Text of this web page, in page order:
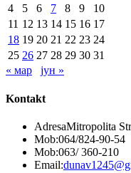
4
5 6 7 8 9
10
11 12 13 14 15 16 17
18 19 20 21 22 23 24
25 26 27 28 29 30 31
« мар
јун »
Kontakt
AdresaMitropolita
Mob:064/824-90-54
Mob:063/ 360-210
Email: